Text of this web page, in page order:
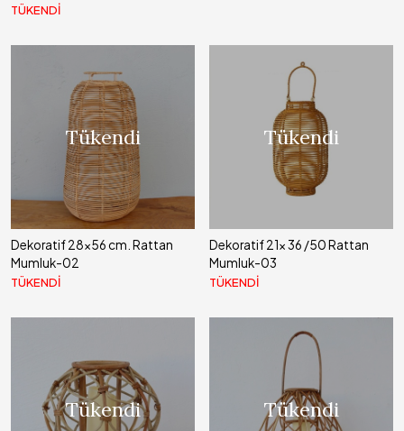
TÜKENDİ
Tükendi
Dekoratif 28x56 cm. Rattan
Mumluk-02
TÜKENDİ
Tükendi
Dekoratif 21x 36 /50 Rattan
Mumluk-03
TÜKENDİ
Tükendi Tükendi